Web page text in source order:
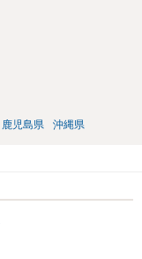
鹿児島県 沖縄県